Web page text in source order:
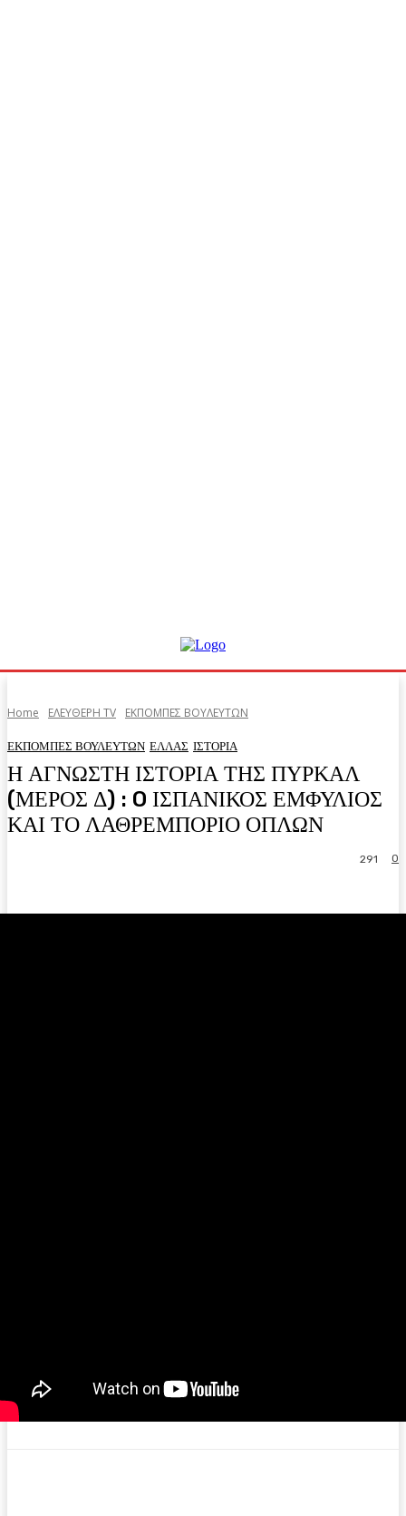
Home ΕΛΕΥΘΕΡΗ ΤV ΕΚΠΟΜΠΕΣ ΒΟΥΛΕΥΤΩΝ
ΕΚΠΟΜΠΕΣ ΒΟΥΛΕΥΤΩΝ ΕΛΛΑΣ ΙΣΤΟΡΙΑ
Η ΑΓΝΩΣΤΗ ΙΣΤΟΡΙΑ ΤΗΣ ΠΥΡΚΑΛ
(ΜΕΡΟΣ Δ) : O ΙΣΠΑΝΙΚΟΣ ΕΜΦΥΛΙΟΣ
ΚΑΙ ΤΟ ΛΑΘΡΕΜΠΟΡΙΟ ΟΠΛΩΝ
0
291